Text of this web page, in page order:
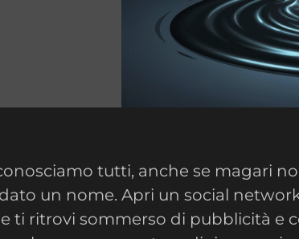
tutti, anche se magari
un nome. Apri un social
ti ritrovi sommerso di pubblicità e